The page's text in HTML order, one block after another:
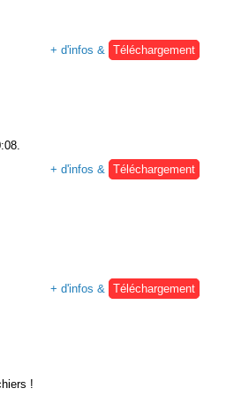
+ d'infos & Téléchargement
+ d'infos &
Téléchargement
+ d'infos &
Téléchargement
!